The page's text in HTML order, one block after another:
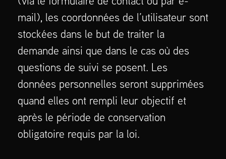
mail), les coordonnées de l’utilisateur sont
stockées dans le but de traiter la
demande ainsi que dans le cas où des
questions de suivi se posent. Les
données personnelles seront supprimées
quand elles ont rempli leur objectif et
après le période de conservation
obligatoire requis par la loi.